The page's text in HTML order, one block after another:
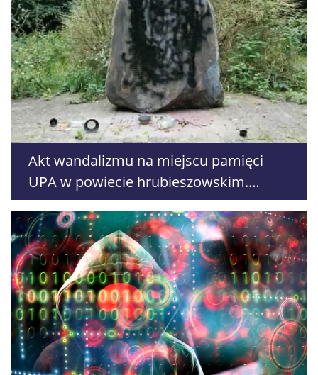
Akt wandalizmu na miejscu pamięci
UPA w powiecie hrubieszowskim.
Ambasada Ukrainy protestuje